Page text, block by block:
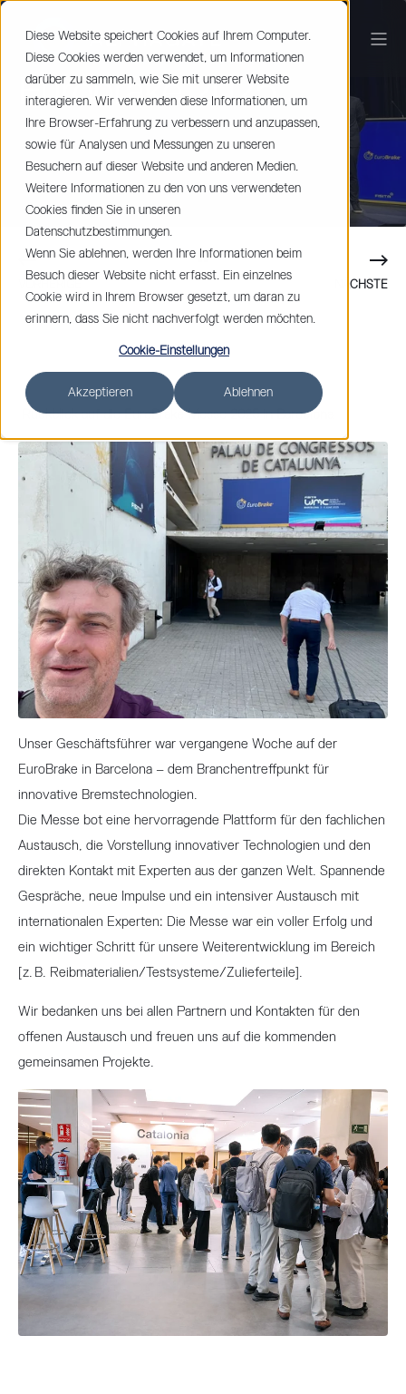
Diese Website speichert Cookies auf Ihrem Computer.
Diese Cookies werden verwendet, um Informationen
darüber zu sammeln, wie Sie mit unserer Website
interagieren. Wir verwenden diese Informationen, um
Ihre Browser-Erfahrung zu verbessern und anzupassen,
sowie für Analysen und Messungen zu unseren
Besuchern auf dieser Website und anderen Medien.
Weitere Informationen zu den von uns verwendeten
Cookies finden Sie in unseren
Datenschutzbestimmungen.
Wenn Sie ablehnen, werden Ihre Informationen beim
Besuch dieser Website nicht erfasst. Ein einzelnes
Cookie wird in Ihrem Browser gesetzt, um daran zu
erinnern, dass Sie nicht nachverfolgt werden möchten.
Cookie-Einstellungen
Akzeptieren Ablehnen
Eurobrake 2025
NÄCHSTE
Rückblick auf die EuroBrake Messe 2025 in Barcelona
Unser Geschäftsführer war vergangene Woche auf der
EuroBrake in Barcelona – dem Branchentreffpunkt für
innovative Bremstechnologien.
Die Messe bot eine hervorragende Plattform für den fachlichen
Austausch, die Vorstellung innovativer Technologien und den
direkten Kontakt mit Experten aus der ganzen Welt. Spannende
Gespräche, neue Impulse und ein intensiver Austausch mit
internationalen Experten: Die Messe war ein voller Erfolg und
ein wichtiger Schritt für unsere Weiterentwicklung im Bereich
[z. B. Reibmaterialien/Testsysteme/Zulieferteile].
Wir bedanken uns bei allen Partnern und Kontakten für den
offenen Austausch und freuen uns auf die kommenden
gemeinsamen Projekte.